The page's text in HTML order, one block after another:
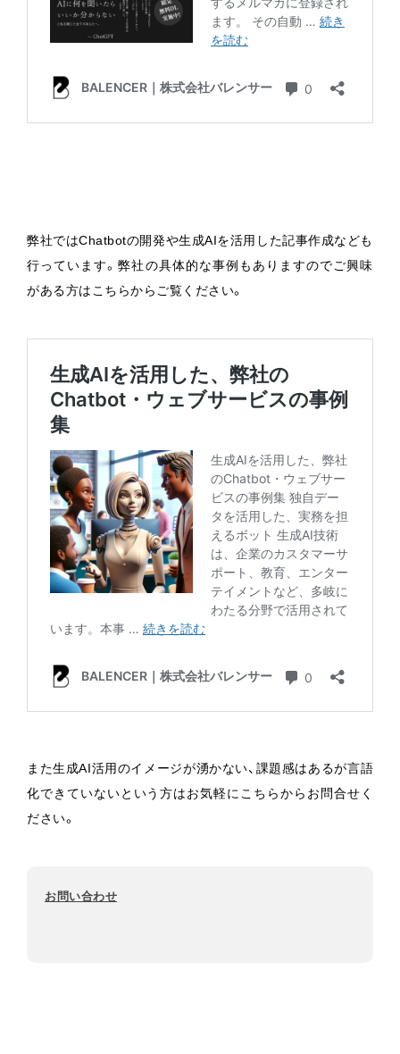
弊社ではChatbotの開発や生成AIを活用した記事作成なども
行っています。弊社の具体的な事例もありますのでご興味
がある方はこちらからご覧ください。
また生成AI活用のイメージが湧かない、課題感はあるが言語
化できていないという方はお気軽にこちらからお問合せく
ださい。
お問い合わせ